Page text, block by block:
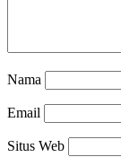
Nama
Email
Situs Web